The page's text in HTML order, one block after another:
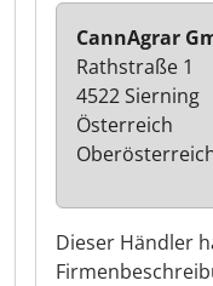
Dieser Händler
CannAgrar
Rathstraße 1
4522 Sierning
Österreich